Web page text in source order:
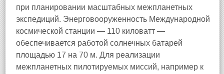
при планировании масштабных межпланетных
экспедиций. Энерговооруженность Международной
космической станции — 110 киловатт —
обеспечивается работой солнечных батарей
площадью 17 на 70 м. Для реализации
межпланетных пилотируемых миссий, например к